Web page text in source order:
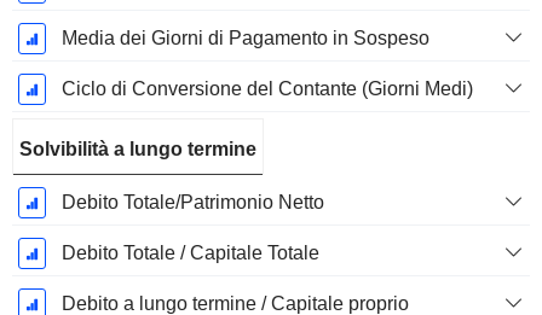
Media dei Giorni di Pagamento in Sospeso
Ciclo di Conversione del Contante (Giorni Medi)
Solvibilità a lungo termine
Debito Totale/Patrimonio Netto
Debito Totale / Capitale Totale
Debito a lungo termine / Capitale proprio